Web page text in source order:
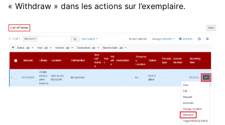
« Withdraw » dans les actions sur l’exemplaire.